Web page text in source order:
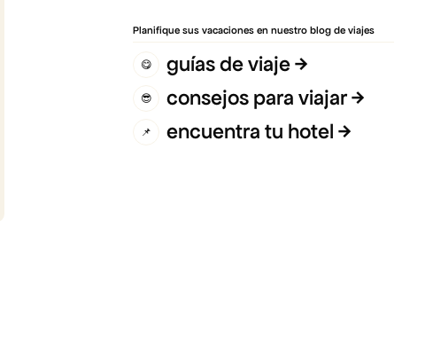
Planifique sus vacaciones en nuestro blog de viajes
😋 guías de viaje
😎 consejos para viajar
📌 encuentra tu hotel